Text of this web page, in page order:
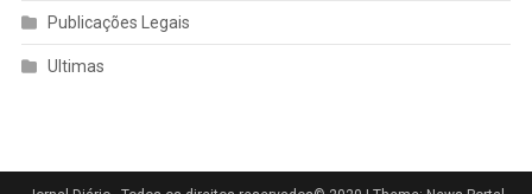
Publicações Legais
Ultimas